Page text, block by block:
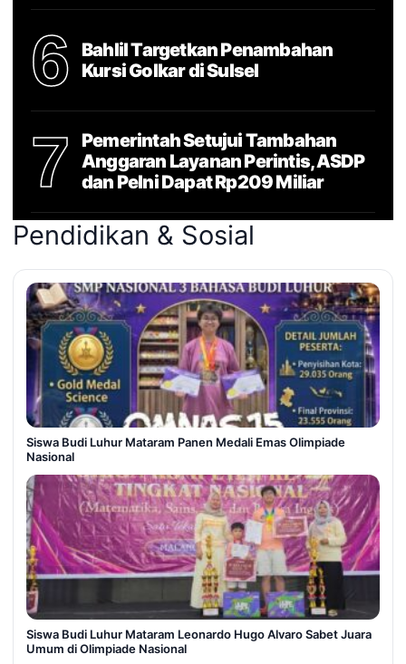
6
Bahlil Targetkan Penambahan
Kursi Golkar di Sulsel
7
Pemerintah Setujui Tambahan
Anggaran Layanan Perintis, ASDP
dan Pelni Dapat Rp209 Miliar
Pendidikan & Sosial
Siswa Budi Luhur Mataram Panen Medali Emas Olimpiade
Nasional
Siswa Budi Luhur Mataram Leonardo Hugo Alvaro Sabet Juara
Umum di Olimpiade Nasional